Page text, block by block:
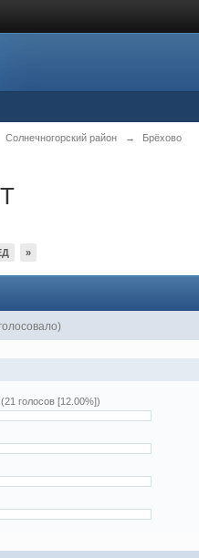
Солнечногорский район → Брёхово
»
(21 голосов [12.00%])